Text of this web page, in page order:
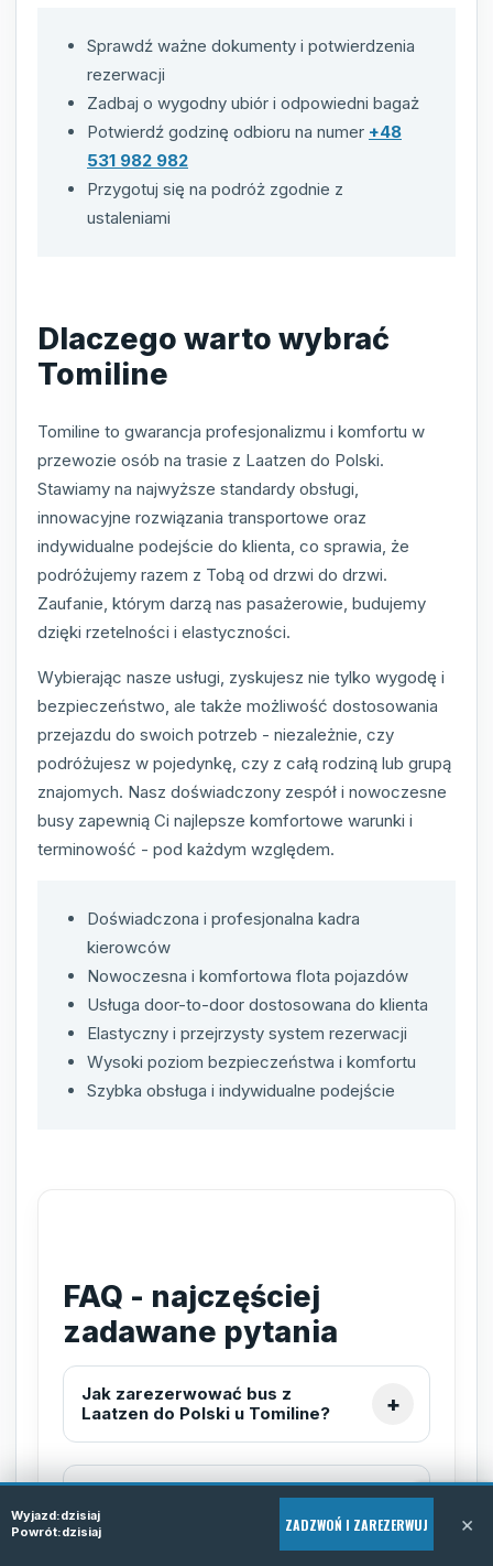
Sprawdź ważne dokumenty i potwierdzenia
rezerwacji
Zadbaj o wygodny ubiór i odpowiedni bagaż
Potwierdź godzinę odbioru na numer +48
531 982 982
Przygotuj się na podróż zgodnie z
ustaleniami
Dlaczego warto wybrać
Tomiline
Tomiline to gwarancja profesjonalizmu i komfortu w
przewozie osób na trasie z Laatzen do Polski.
Stawiamy na najwyższe standardy obsługi,
innowacyjne rozwiązania transportowe oraz
indywidualne podejście do klienta, co sprawia, że
podróżujemy razem z Tobą od drzwi do drzwi.
Zaufanie, którym darzą nas pasażerowie, budujemy
dzięki rzetelności i elastyczności.
Wybierając nasze usługi, zyskujesz nie tylko wygodę i
bezpieczeństwo, ale także możliwość dostosowania
przejazdu do swoich potrzeb - niezależnie, czy
podróżujesz w pojedynkę, czy z całą rodziną lub grupą
znajomych. Nasz doświadczony zespół i nowoczesne
busy zapewnią Ci najlepsze komfortowe warunki i
terminowość - pod każdym względem.
Doświadczona i profesjonalna kadra
kierowców
Nowoczesna i komfortowa flota pojazdów
Usługa door-to-door dostosowana do klienta
Elastyczny i przejrzysty system rezerwacji
Wysoki poziom bezpieczeństwa i komfortu
Szybka obsługa i indywidualne podejście
FAQ - najczęściej
zadawane pytania
Jak zarezerwować bus z
Laatzen do Polski u Tomiline?
Czy usługa door-to-door
obejmuje odbiór z mojego
domu w Laatzen?
Wyjazd:dzisiaj
Powrót:dzisiaj ZADZWOŃ I ZAREZERWUJ ×